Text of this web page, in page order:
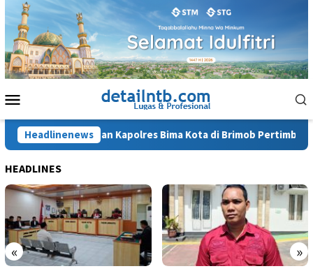
Loncat
konten
Mobile
Headlinenews
Mantan Kapolres Bima Kota di Brimob Pertimbangan
HEADLINES
« »